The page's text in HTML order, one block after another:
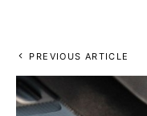
PREVIOUS ARTICLE